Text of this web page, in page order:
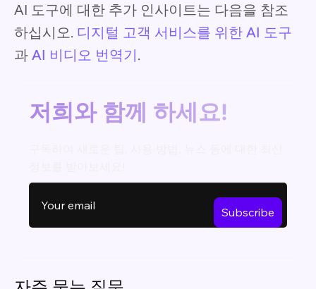
AI 도구에 대한 추가 인사이트는 다음을 참조
하십시오. 디지털 고객 서비스를 위한 AI 도구
과 AI 비디오 번역기.
저희와 함께 하세요!